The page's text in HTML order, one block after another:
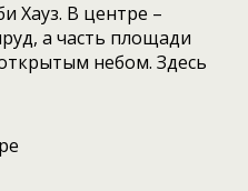
Хауз. В центре –
а часть площади
небом. Здесь